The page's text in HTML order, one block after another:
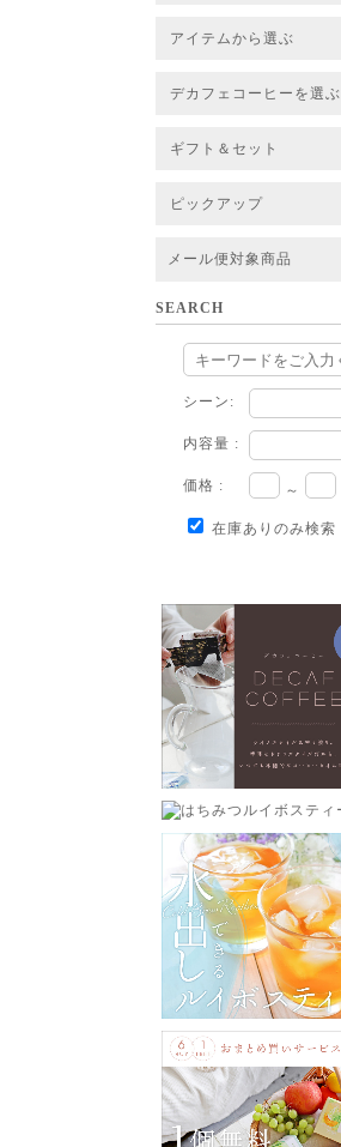
アイテムから選ぶ
デカフェコーヒーを選ぶ
ギフト＆セット
ピックアップ
メール便対象商品
SEARCH
シーン:
内容量 :
価格 : ～
在庫ありのみ検索